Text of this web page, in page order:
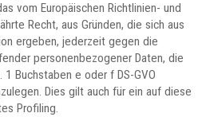
vom Europäischen Richtlinien- und
Recht, aus Gründen, die sich aus
ergeben, jederzeit gegen die
personenbezogener Daten, die
Buchstaben e oder f DS-GVO
Dies gilt auch für ein auf diese
Profiling.